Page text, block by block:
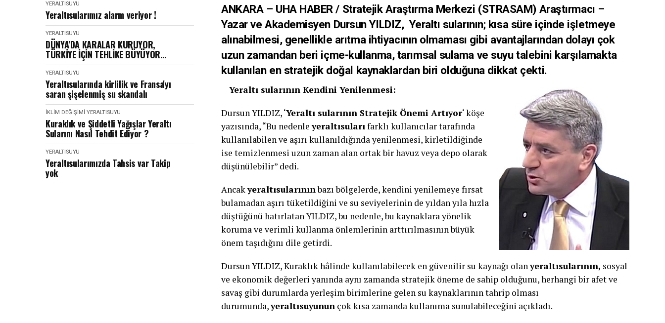
YERALTISUYU
Yeraltısularımız alarm veriyor !
YERALTISUYU
DÜNYA’DA KARALAR KURUYOR,
TÜRKİYE İÇİN TEHLİKE BÜYÜYOR…
YERALTISUYU
Yeraltısularında kirlilik ve Fransa'yı
saran şişelenmiş su skandalı
İKLIM DEĞIŞIMI YERALTISUYU
Kuraklık ve Şiddetli Yağışlar Yeraltı
Sularını Nasıl Tehdit Ediyor ?
YERALTISUYU
Yeraltısularımızda Tahsis var Takip
yok
ANKARA – UHA HABER / Stratejik Araştırma Merkezi (STRASAM) Araştırmacı –
Yazar ve Akademisyen Dursun YILDIZ, Yeraltı sularının; kısa süre içinde işletmeye
alınabilmesi, genellikle arıtma ihtiyacının olmaması gibi avantajlarından dolayı çok
uzun zamandan beri içme-kullanma, tarımsal sulama ve suyu talebini karşılamakta
kullanılan en stratejik doğal kaynaklardan biri olduğuna dikkat çekti.
Yeraltı sularının Kendini Yenilenmesi:
Dursun YILDIZ, ‘Yeraltı sularının Stratejik Önemi Artıyor‘ köşe
yazısında, “Bu nedenleyeraltısularıfarklı kullanıcılar tarafında
kullanılabilen ve aşırı kullanıldığında yenilenmesi, kirletildiğinde
ise temizlenmesi uzun zaman alan ortak bir havuz veya depo olarak
düşünülebilir” dedi.
Ancakyeraltısularınınbazı bölgelerde, kendini yenilemeye fırsat
bulamadan aşırı tüketildiğini ve su seviyelerinin de yıldan yıla hızla
düştüğünü hatırlatan YILDIZ, bu nedenle, bu kaynaklara yönelik
koruma ve verimli kullanma önlemlerinin arttırılmasının büyük
önem taşıdığını dile getirdi.
Dursun YILDIZ, Kuraklık hâlinde kullanılabilecek en güvenilir su kaynağı olanyeraltısularının, sosyal
ve ekonomik değerleri yanında aynı zamanda stratejik öneme de sahip olduğunu, herhangi bir afet ve
savaş gibi durumlarda yerleşim birimlerine gelen su kaynaklarının tahrip olması
durumunda,yeraltısuyunun çok kısa zamanda kullanıma sunulabileceğini açıkladı.